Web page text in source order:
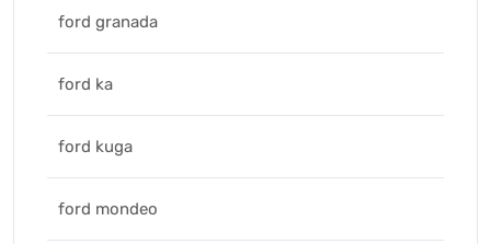
ford granada
ford ka
ford kuga
ford mondeo